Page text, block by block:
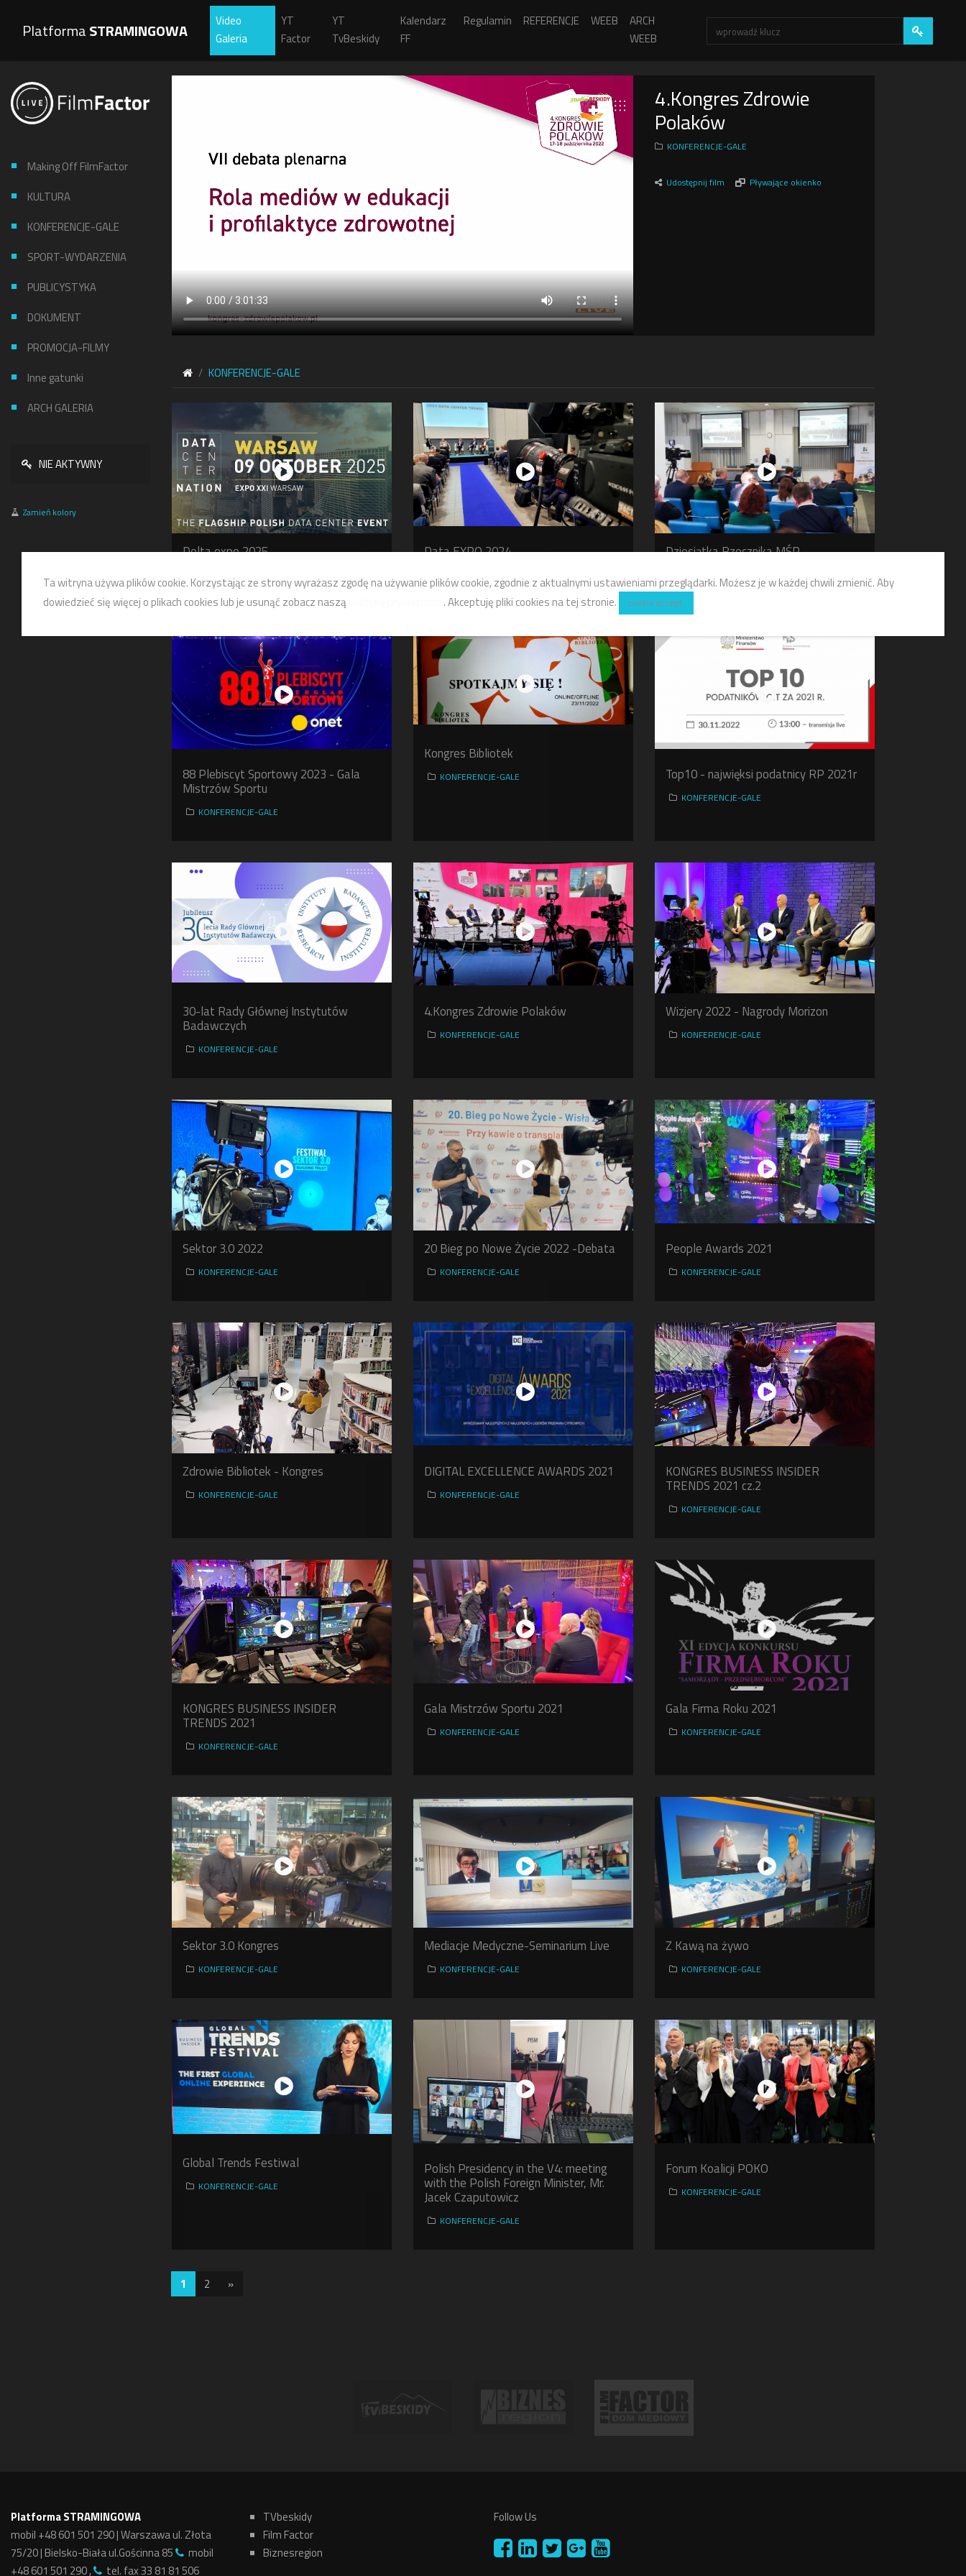
PlatformaSTRAMINGOWA
Video
Galeria
YT
Factor
YT
TvBeskidy
Kalendarz
FF
Regulamin REFERENCJE WEEB
ARCH
WEEB
Making Off FilmFactor
KULTURA
KONFERENCJE-GALE
SPORT-WYDARZENIA
PUBLICYSTYKA
DOKUMENT
PROMOCJA-FILMY
Inne gatunki
ARCH GALERIA
NIE AKTYWNY
Zamień kolory
4.Kongres Zdrowie
Polaków
KONFERENCJE-GALE
Udostępnij film Pływające okienko
KONFERENCJE-GALE
Delta expo 2025 Data EXPO 2024
KONFERENCJE-GALE
Dziesiątka Rzecznika MŚP
88 Plebiscyt Sportowy 2023 - Gala
Mistrzów Sportu
KONFERENCJE-GALE
Kongres Bibliotek
KONFERENCJE-GALE Top10 - najwięksi podatnicy RP 2021r
KONFERENCJE-GALE
30-lat Rady Głównej Instytutów
Badawczych
KONFERENCJE-GALE
4.Kongres Zdrowie Polaków
KONFERENCJE-GALE
Wizjery 2022 - Nagrody Morizon
KONFERENCJE-GALE
Sektor 3.0 2022
KONFERENCJE-GALE
20 Bieg po Nowe Życie 2022 -Debata
KONFERENCJE-GALE
People Awards 2021
KONFERENCJE-GALE
Zdrowie Bibliotek - Kongres
KONFERENCJE-GALE
DIGITAL EXCELLENCE AWARDS 2021
KONFERENCJE-GALE
KONGRES BUSINESS INSIDER
TRENDS 2021 cz.2
KONFERENCJE-GALE
KONGRES BUSINESS INSIDER
TRENDS 2021
KONFERENCJE-GALE
Gala Mistrzów Sportu 2021
KONFERENCJE-GALE
Gala Firma Roku 2021
KONFERENCJE-GALE
Sektor 3.0 Kongres
KONFERENCJE-GALE
Mediacje Medyczne-Seminarium Live
KONFERENCJE-GALE
Z Kawą na żywo
KONFERENCJE-GALE
Global Trends Festiwal
KONFERENCJE-GALE
Polish Presidency in the V4: meeting
with the Polish Foreign Minister, Mr.
Jacek Czaputowicz
KONFERENCJE-GALE
Forum Koalicji POKO
KONFERENCJE-GALE
1 2 »
Platforma STRAMINGOWA
mobil +48 601 501 290 | Warszawa ul. Złota
75/20 | Bielsko-Biała ul.Gościnna 85
mobil
+48 601 501 290 ,
tel. fax 33 81 81 506
TVbeskidy
Film Factor
Biznesregion
Follow Us
Ta witryna używa plików cookie. Korzystając ze strony wyrażasz zgodę na używanie plików cookie, zgodnie z aktualnymi ustawieniami przeglądarki. Możesz je w każdej chwili zmienić. Aby
dowiedzieć się więcej o plikach cookies lub je usunąć zobacz naszą
. Akceptuję pliki cookies na tej stronie. cookie accept.